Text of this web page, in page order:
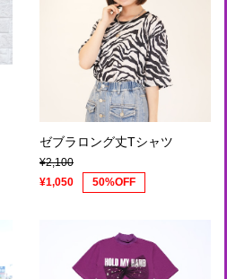
ゼブラロング丈Tシャツ
¥2,100
¥1,050
50%OFF